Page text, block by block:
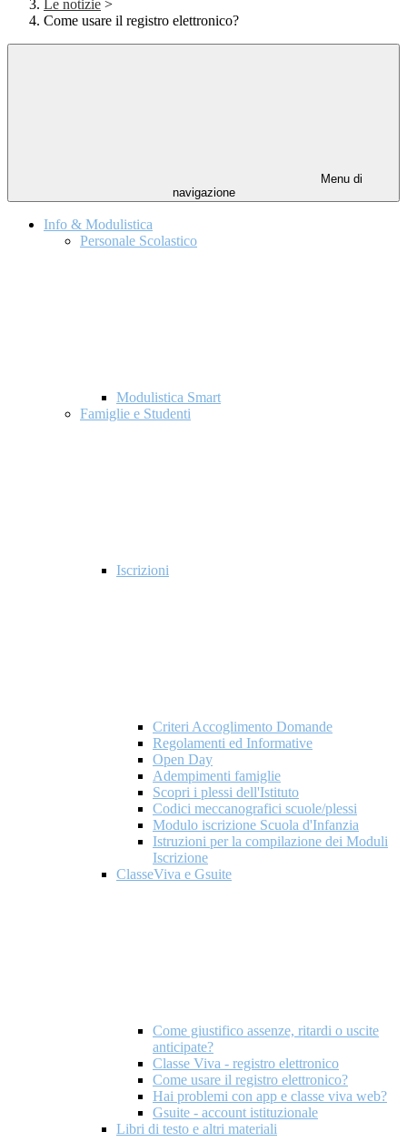
Le notizie >
Come usare il registro elettronico?
Menu di
navigazione
Info & Modulistica
Personale Scolastico
Modulistica Smart
Famiglie e Studenti
Iscrizioni
Criteri Accoglimento Domande
Regolamenti ed Informative
Open Day
Adempimenti famiglie
Scopri i plessi dell'Istituto
Codici meccanografici scuole/plessi
Modulo iscrizione Scuola d'Infanzia
Istruzioni per la compilazione dei Moduli
Iscrizione
ClasseViva e Gsuite
Come giustifico assenze, ritardi o uscite
anticipate?
Classe Viva - registro elettronico
Come usare il registro elettronico?
Hai problemi con app e classe viva web?
Gsuite - account istituzionale
Libri di testo e altri materiali